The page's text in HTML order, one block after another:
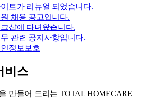
트가 리뉴얼 되었습니다.
채용 공고입니다.
샵에 다녀왔습니다.
관련 공지사항입니다.
정보보호
비스
만들어 드리는 TOTAL HOMECARE